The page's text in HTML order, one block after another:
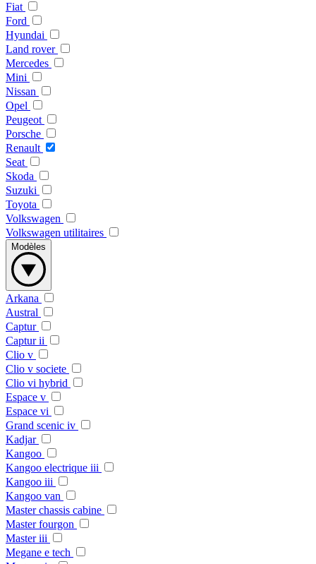
Fiat
Ford
Hyundai
Land rover
Mercedes
Mini
Nissan
Opel
Peugeot
Porsche
Renault
Seat
Skoda
Suzuki
Toyota
Volkswagen
Volkswagen utilitaires
Modèles
Arkana
Austral
Captur
Captur ii
Clio v
Clio v societe
Clio vi hybrid
Espace v
Espace vi
Grand scenic iv
Kadjar
Kangoo
Kangoo electrique iii
Kangoo iii
Kangoo van
Master chassis cabine
Master fourgon
Master iii
Megane e tech